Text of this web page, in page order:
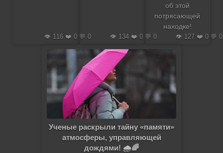
👁️ 116 ❤️ 0 💬 0 👁️ 134 ❤️ 0 💬 0
об этой
потрясающей
находке!
👁️ 127 ❤️ 0 💬 0
Ученые раскрыли тайну «памяти»
атмосферы, управляющей
дождями! 🌧️🌈